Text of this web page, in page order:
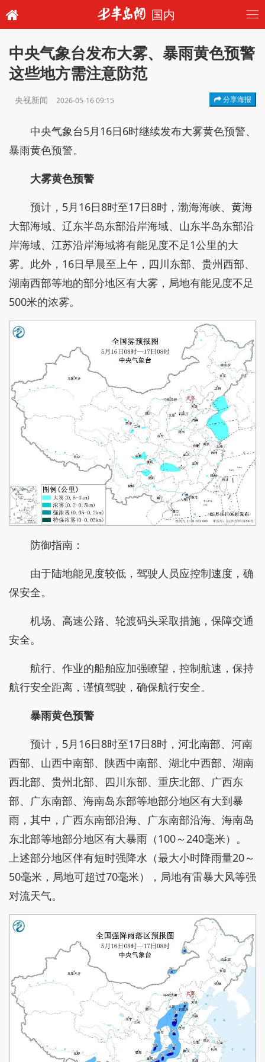
国内
中央气象台发布大雾、暴雨黄色预警
这些地方需注意防范
央视新闻 2026-05-16 09:15 分享海报
中央气象台5月16日6时继续发布大雾黄色预警、
暴雨黄色预警。
大雾黄色预警
预计，5月16日8时至17日8时，渤海海峡、黄海
大部海域、辽东半岛东部沿岸海域、山东半岛东部沿
岸海域、江苏沿岸海域将有能见度不足1公里的大
雾。此外，16日早晨至上午，四川东部、贵州西部、
湖南西部等地的部分地区有大雾，局地有能见度不足
500米的浓雾。
防御指南：
由于陆地能见度较低，驾驶人员应控制速度，确
保安全。
机场、高速公路、轮渡码头采取措施，保障交通
安全。
航行、作业的船舶应加强瞭望，控制航速，保持
航行安全距离，谨慎驾驶，确保航行安全。
暴雨黄色预警
预计，5月16日8时至17日8时，河北南部、河南
西部、山西中南部、陕西中南部、湖北中西部、湖南
西北部、贵州北部、四川东部、重庆北部、广西东
部、广东南部、海南岛东部等地部分地区有大到暴
雨，其中，广西东南部沿海、广东南部沿海、海南岛
东北部等地部分地区有大暴雨（100～240毫米）。
上述部分地区伴有短时强降水（最大小时降雨量20～
50毫米，局地可超过70毫米），局地有雷暴大风等强
对流天气。